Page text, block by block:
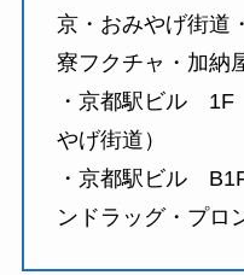
京・おみやげ街道
寮フクチャ・加納
・京都駅ビル
やげ街道）
・京都駅ビル
ンドラッグ・プロ